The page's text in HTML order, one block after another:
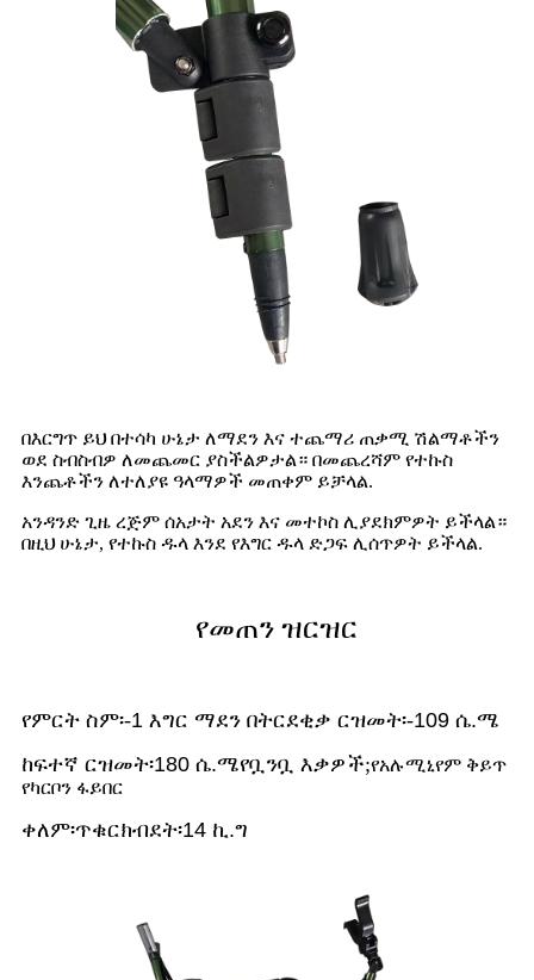
በእርግጥ ይህ በተሳካ ሁኔታ ለማደን እና ተጨማሪ ጠቃሚ ሽልማቶችን
ወደ ስብስብዎ ለመጨመር ያስችልዎታል። በመጨረሻም የተኩስ
እንጨቶችን ለተለያዩ ዓላማዎች መጠቀም ይቻላል.
አንዳንድ ጊዜ ረጅም ሰአታት አደን እና መተኮስ ሊያደክምዎት ይችላል።
በዚህ ሁኔታ, የተኩስ ዱላ እንደ የእግር ዱላ ድጋፍ ሊሰጥዎት ይችላል.
የመጠን ዝርዝር
የምርት ስም፡-1 እግር ማደን በትርደቂቃ ርዝመት፡-109 ሴ.ሜ
ከፍተኛ ርዝመት፡180 ሴ.ሜየቧንቧ እቃዎች;የአሉሚኒየም ቅይጥ
የካርቦን ፋይበር
ቀለም፡ጥቁርክብደት፡14 ኪ.ግ